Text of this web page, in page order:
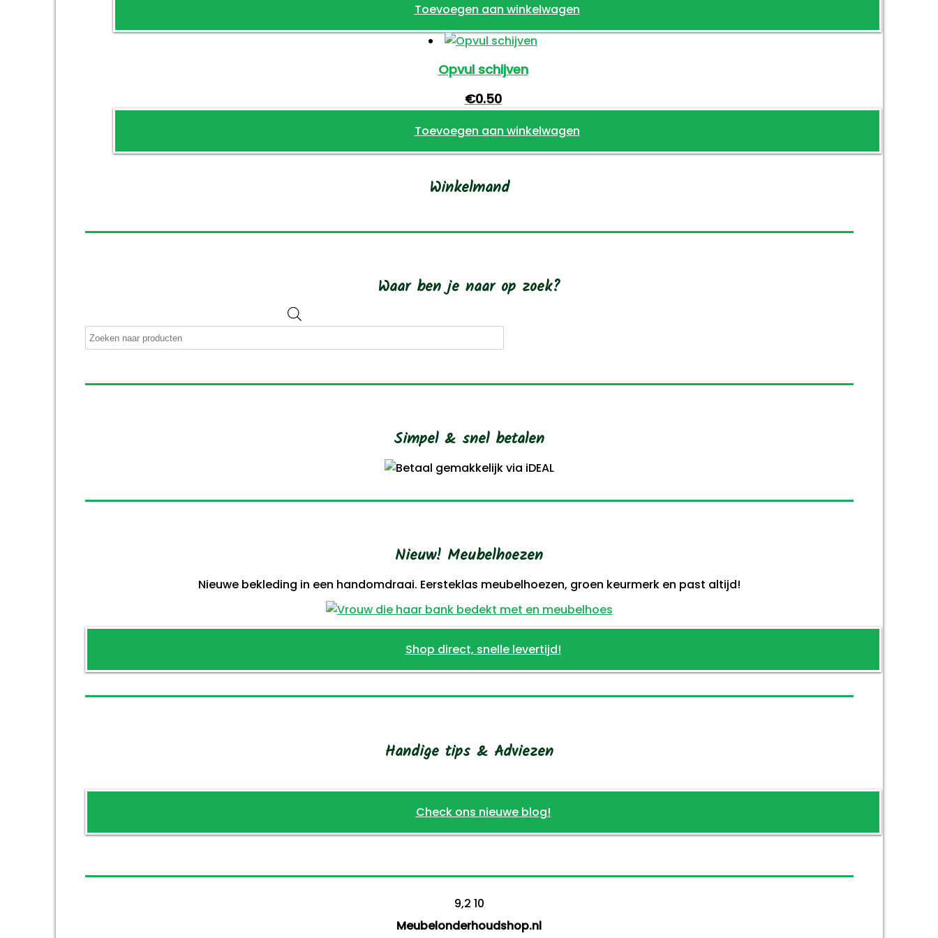
Toevoegen aan winkelwagen
Opvul schijven
€0.50
Toevoegen aan winkelwagen
Winkelmand
Waar ben je naar op zoek?
Producten
Simpel & snel betalen
Nieuw! Meubelhoezen
Nieuwe bekleding in een handomdraai. Eersteklas meubelhoezen, groen keurmerk en past altijd!
Shop direct, snelle levertijd!
Handige tips & Adviezen
Check ons nieuwe blog!
9,2 10
Meubelonderhoudshop.nl